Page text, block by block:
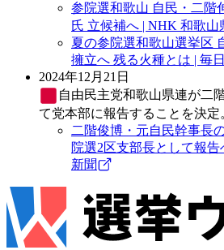
参院選和歌山 自民・二階
氏 立候補へ | NHK 和歌山
夏の参院選和歌山選挙区
擁立へ 残る火種とは | 毎
2024年12月21日
自由民主党和歌山県連が二
て党本部に報告することを決定
二階俊博・元自民幹事長
院選2区支部長として報
新聞